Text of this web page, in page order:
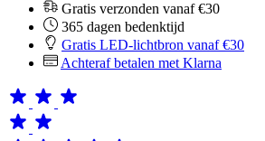
Gratis verzonden vanaf €30
365 dagen bedenktijd
Gratis LED-lichtbron vanaf €30
Achteraf betalen met Klarna